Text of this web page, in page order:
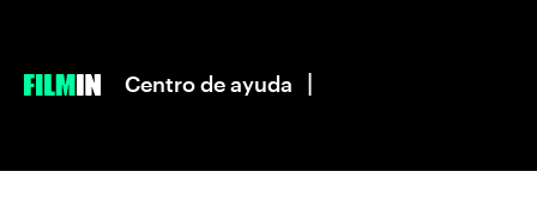
|
Centro de ayuda